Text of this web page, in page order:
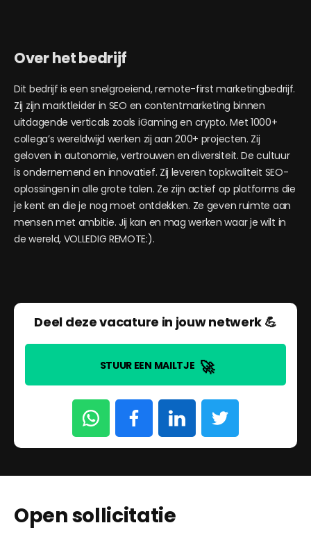
Over het bedrijf
Dit bedrijf is een snelgroeiend, remote-first marketingbedrijf.
Zij zijn marktleider in SEO en contentmarketing binnen
uitdagende verticals zoals iGaming en crypto. Met 1000+
collega’s wereldwijd werken zij aan 200+ projecten. Zij
geloven in autonomie, vertrouwen en diversiteit. De cultuur
is ondernemend en innovatief. Zij leveren topkwaliteit SEO-
oplossingen in alle grote talen. Ze zijn actief op platforms die
je kent en die je nog moet ontdekken. Ze geven ruimte aan
mensen met ambitie. Jij kan en mag werken waar je wilt in
de wereld, VOLLEDIG REMOTE:).
Deel deze vacature in jouw netwerk 💪
STUUR EEN MAILTJE 🚀
Open sollicitatie